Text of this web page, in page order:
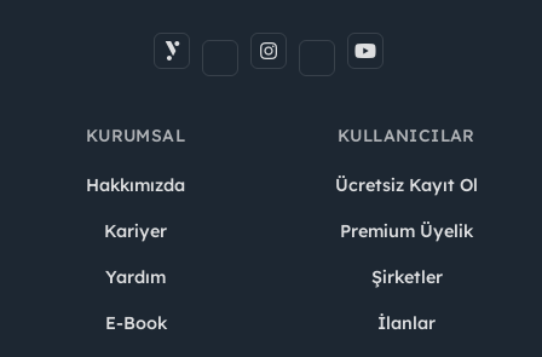
KURUMSAL
Hakkımızda
Kariyer
Yardım
E-Book
KULLANICILAR
Ücretsiz Kayıt Ol
Premium Üyelik
Şirketler
İlanlar